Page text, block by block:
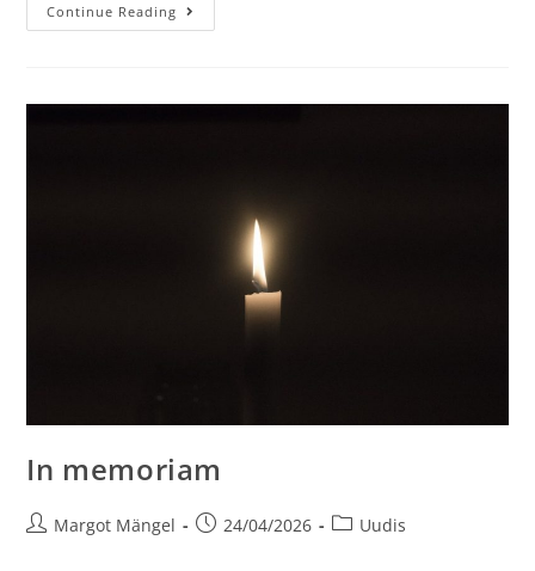
Continue Reading
In memoriam
Margot Mängel 24/04/2026 Uudis